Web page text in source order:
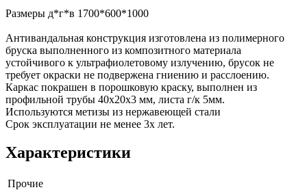
Размеры д*г*в 1700*600*1000
Антивандальная конструкция изготовлена из полимерного
бруска выполненного из композитного материала
устойчивого к ультрафиолетовому излучению, брусок не
требует окраски не подвержена гниению и расслоению.
Каркас покрашен в порошковую краску, выполнен из
профильной трубы 40х20х3 мм, листа г/к 5мм.
Используются метизы из нержавеющей стали
Срок эксплуатации не менее 3х лет.
Характеристики
Прочие